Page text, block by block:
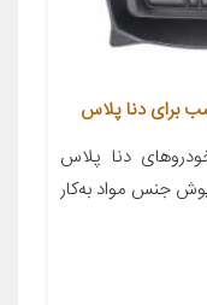
دنا پلاس
جنس مواد به‌کار